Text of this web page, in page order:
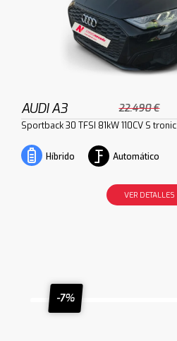
AUDI A3 22.490 €
Sportback 30 TFSI 81kW 110CV S tronic
Híbrido Automático
VER DETALLES
-7%